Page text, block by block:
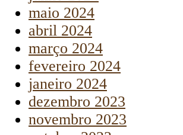
maio 2024
abril 2024
março 2024
fevereiro 2024
janeiro 2024
dezembro 2023
novembro 2023